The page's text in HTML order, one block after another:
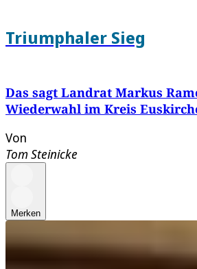
Triumphaler Sieg
Das sagt Landrat Markus
Wiederwahl im Kreis
Von
Tom Steinicke
Merken